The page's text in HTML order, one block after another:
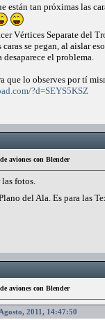
están tan próximas las
Vértices Separate del
se pegan, al aislar
el problema.
que lo observes por tí
?d=SEYS5KSZ
aviones con Blender
fotos.
del Ala. Es para las
aviones con Blender
2011, 14:47:50